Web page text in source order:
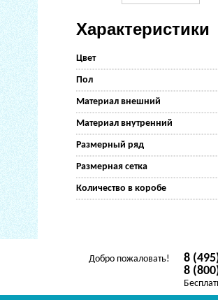
Характеристики
Цвет
Пол
Материал внешний
Материал внутренний
Размерный ряд
Размерная сетка
Количество в коробе
Добро пожаловать!
8
8